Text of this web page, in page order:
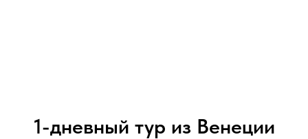
1-дневный тур из Венеции